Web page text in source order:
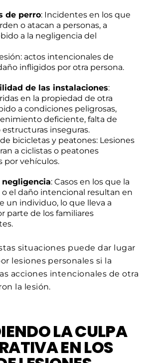
de perro: Incidentes en los que
o atacan a personas, a
a la negligencia del
actos intencionales de
infligidos por otra persona.
de las instalaciones:
en la propiedad de otra
a condiciones peligrosas,
deficiente, falta de
inseguras.
bicicletas y peatones: Lesiones
a ciclistas o peatones
por vehículos.
: Casos en los que la
el daño intencional resultan en
un individuo, lo que lleva a
parte de los familiares
situaciones puede dar lugar
lesiones personales si la
acciones intencionales de otra
la lesión.
LA CULPA
EN LOS